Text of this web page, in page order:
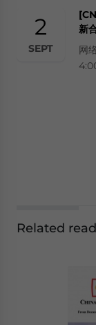
2
SEPT
新
网
Related